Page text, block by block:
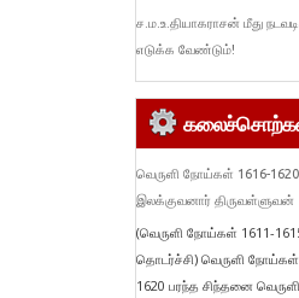
ச.ம.உ.தியாகராசன் மீது
எடுக்க வேண்டும்!
வெருளி நோய்கள் 1616-
இலக்குவனார் திருவள்ளுவன்
(வெருளி நோய்கள் 1611-
தொடர்ச்சி) வெருளி
1620 பரந்த சிந்தனை